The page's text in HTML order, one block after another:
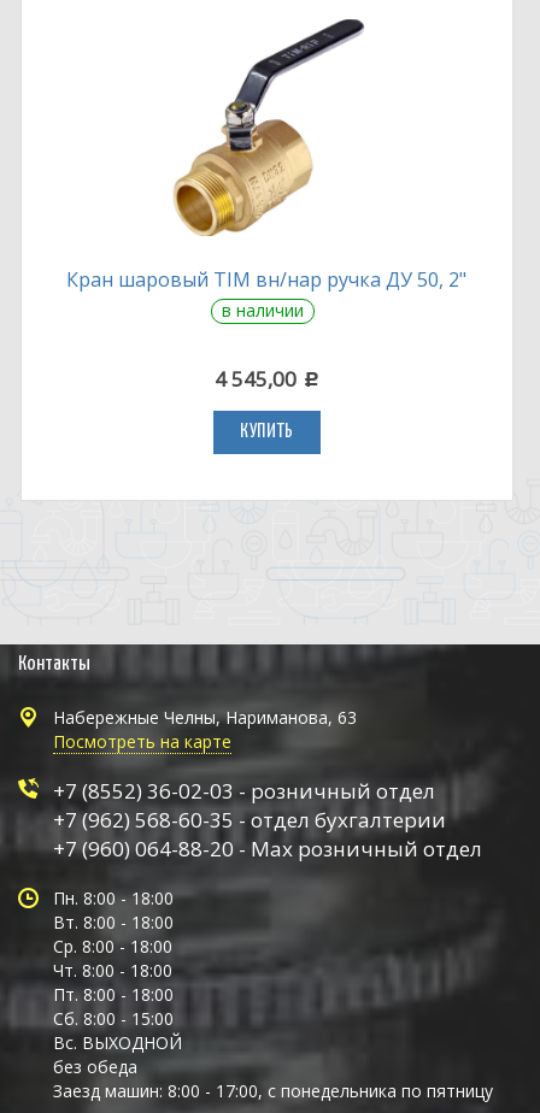
Кран шаровый TIM вн/нар ручка ДУ 50, 2"
в наличии
4 545,00 c
КУПИТЬ
Контакты
Набережные Челны, Нариманова, 63
Посмотреть на карте
+7 (8552) 36-02-03 - розничный отдел
+7 (962) 568-60-35 - отдел бухгалтерии
+7 (960) 064-88-20 - Max розничный отдел
Пн. 8:00 - 18:00
Вт. 8:00 - 18:00
Ср. 8:00 - 18:00
Чт. 8:00 - 18:00
Пт. 8:00 - 18:00
Сб. 8:00 - 15:00
Вс. ВЫХОДНОЙ
без обеда
Заезд машин: 8:00 - 17:00, с понедельника по пятницу